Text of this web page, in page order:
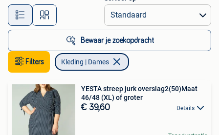
Alle afstanden…
Bewaar je zoekopdracht
Filters Kleding | Dames
YESTA streep jurk overslag2(50)Maat
46/48 (XL) of groter
€ 39,60 Details